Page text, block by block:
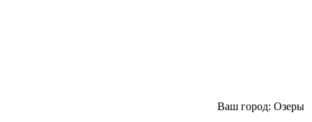
Ваш город: Озеры